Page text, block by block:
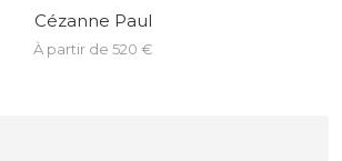
Cézanne Paul
à partir de 520 €